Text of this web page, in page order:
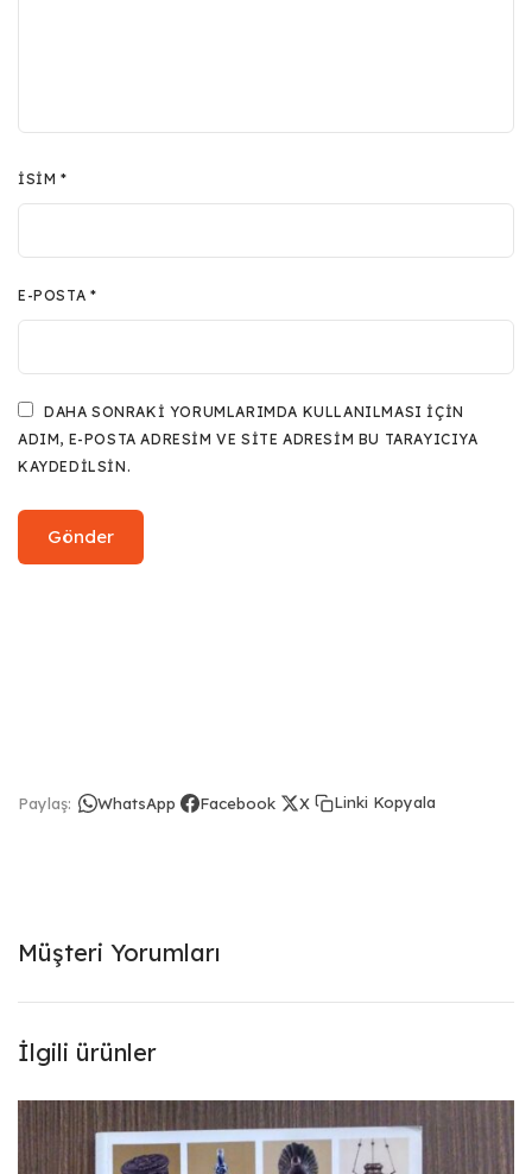
İSIM*
E-POSTA *
DAHA SONRAKI YORUMLARIMDA KULLANILMASI IÇIN
ADIM, E-POSTA ADRESIM VE SITE ADRESIM BU TARAYICIYA
KAYDEDILSIN.
Paylaş: WhatsApp Facebook X Linki Kopyala
Müşteri Yorumları
İlgili ürünler